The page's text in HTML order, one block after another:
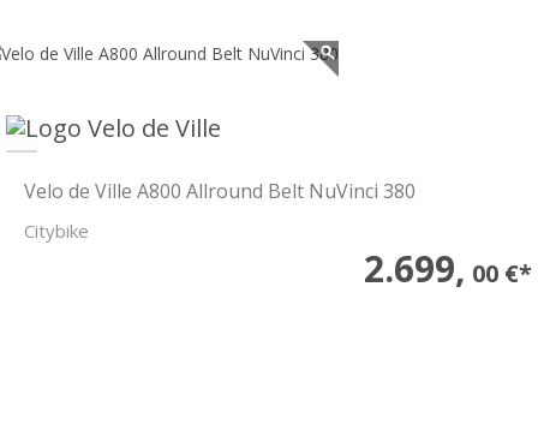
Velo de Ville A800 Allround Belt NuVinci 380
Citybike
2.699, 00 €*